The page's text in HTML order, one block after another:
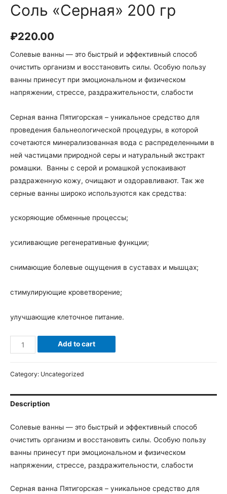
Соль «Серная» 200 гр
₽220.00
Солевые ванны — это быстрый и эффективный способ
очистить организм и восстановить силы. Особую пользу
ванны принесут при эмоциональном и физическом
напряжении, стрессе, раздражительности, слабости
Серная ванна Пятигорская – уникальное средство для
проведения бальнеологической процедуры, в которой
сочетаются минерализованная вода с распределенными в
ней частицами природной серы и натуральный экстракт
ромашки. Ванны с серой и ромашкой успокаивают
раздраженную кожу, очищают и оздоравливают. Так же
серные ванны широко используются как средства:
ускоряющие обменные процессы;
усиливающие регенеративные функции;
снимающие болевые ощущения в суставах и мышцах;
стимулирующие кроветворение;
улучшающие клеточное питание.
Add to cart
Category: Uncategorized
Description
Солевые ванны — это быстрый и эффективный способ
очистить организм и восстановить силы. Особую пользу
ванны принесут при эмоциональном и физическом
напряжении, стрессе, раздражительности, слабости
Серная ванна Пятигорская – уникальное средство для